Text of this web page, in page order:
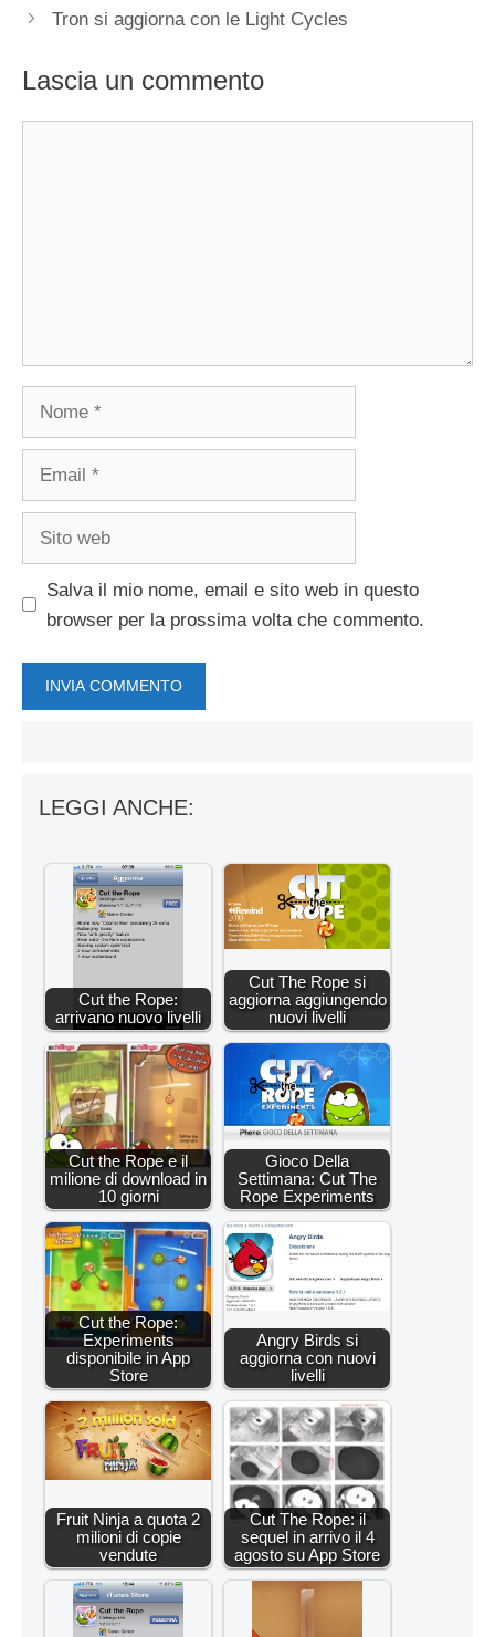
Tron si aggiorna con le Light Cycles
Lascia un commento
Salva il mio nome, email e sito web in questo
browser per la prossima volta che commento.
LEGGI ANCHE:
Cut the Rope:
arrivano nuovo livelli
Cut The Rope si
aggiorna aggiungendo
nuovi livelli
Cut the Rope e il
milione di download in
10 giorni
Gioco Della
Settimana: Cut The
Rope Experiments
Cut the Rope:
Experiments
disponibile in App
Store
Angry Birds si
aggiorna con nuovi
livelli
Fruit Ninja a quota 2
milioni di copie
vendute
Cut The Rope: il
sequel in arrivo il 4
agosto su App Store